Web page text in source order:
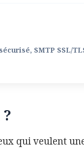
SMTP SSL/
qui veulent